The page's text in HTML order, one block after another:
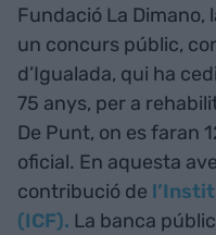
Fundació La
un concurs públic,
d’Igualada, qui ha
75 anys, per a
De Punt, on es faran
oficial. En aquesta
contribució de
(ICF). La banca